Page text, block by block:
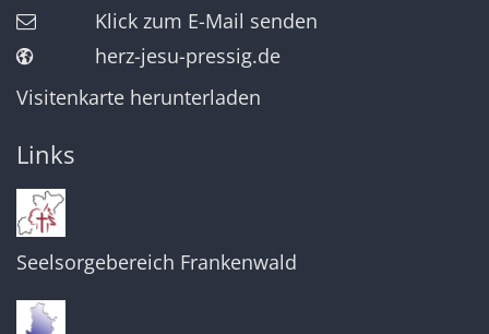
Klick zum E-Mail senden
herz-jesu-pressig.de
Visitenkarte herunterladen
Links
Seelsorgebereich Frankenwald